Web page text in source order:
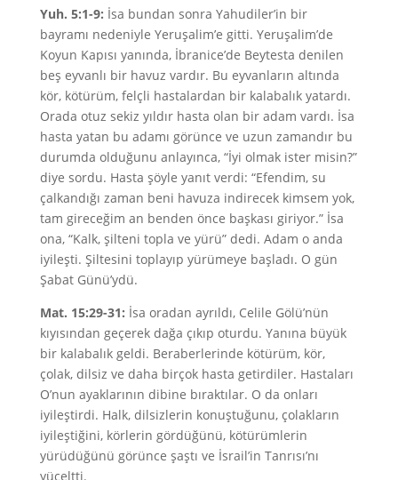
Yuh. 5:1-9: İsa bundan sonra Yahudiler’in bir
bayramı nedeniyle Yeruşalim’e gitti. Yeruşalim’de
Koyun Kapısı yanında, İbranice’de Beytesta denilen
beş eyvanlı bir havuz vardır. Bu eyvanların altında
kör, kötürüm, felçli hastalardan bir kalabalık yatardı.
Orada otuz sekiz yıldır hasta olan bir adam vardı. İsa
hasta yatan bu adamı görünce ve uzun zamandır bu
durumda olduğunu anlayınca, “İyi olmak ister misin?”
diye sordu. Hasta şöyle yanıt verdi: “Efendim, su
çalkandığı zaman beni havuza indirecek kimsem yok,
tam gireceğim an benden önce başkası giriyor.” İsa
ona, “Kalk, şilteni topla ve yürü” dedi. Adam o anda
iyileşti. Şiltesini toplayıp yürümeye başladı. O gün
Şabat Günü’ydü.
Mat. 15:29-31: İsa oradan ayrıldı, Celile Gölü’nün
kıyısından geçerek dağa çıkıp oturdu. Yanına büyük
bir kalabalık geldi. Beraberlerinde kötürüm, kör,
çolak, dilsiz ve daha birçok hasta getirdiler. Hastaları
O’nun ayaklarının dibine bıraktılar. O da onları
iyileştirdi. Halk, dilsizlerin konuştuğunu, çolakların
iyileştiğini, körlerin gördüğünü, kötürümlerin
yürüdüğünü görünce şaştı ve İsrail’in Tanrısı’nı
yüceltti.